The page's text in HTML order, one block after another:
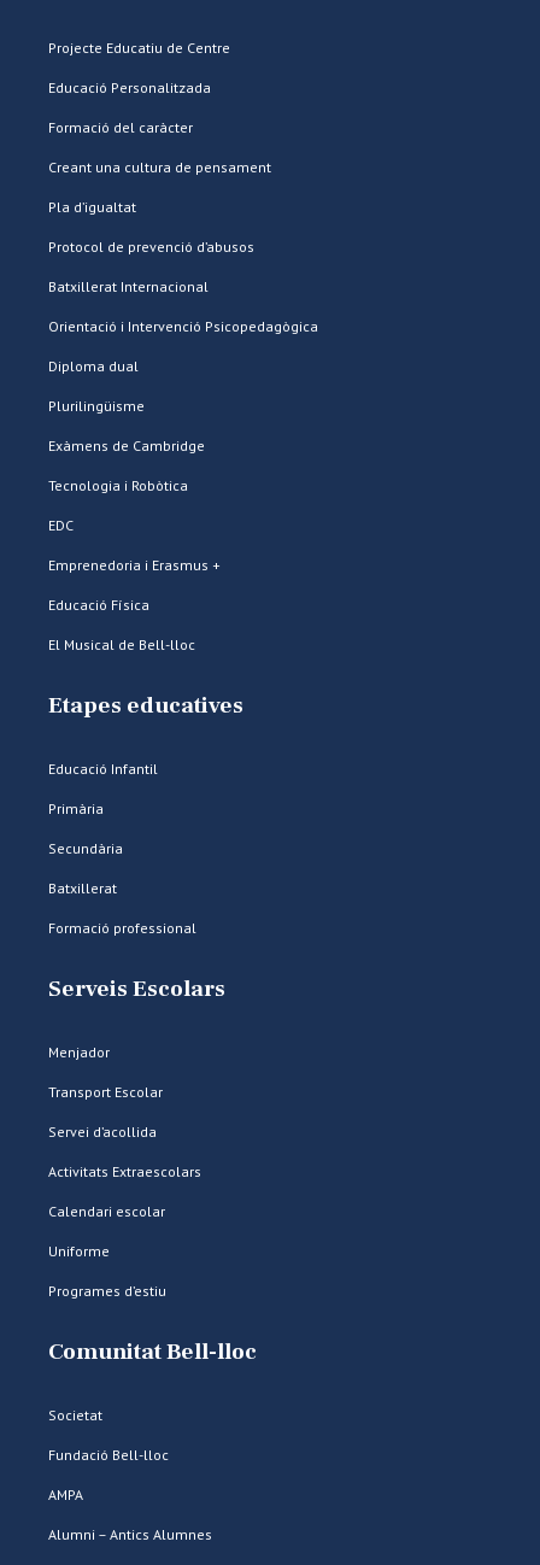
Projecte Educatiu de Centre
Educació Personalitzada
Formació del caràcter
Creant una cultura de pensament
Pla d’igualtat
Protocol de prevenció d’abusos
Batxillerat Internacional
Orientació i Intervenció Psicopedagògica
Diploma dual
Plurilingüisme
Exàmens de Cambridge
Tecnologia i Robòtica
EDC
Emprenedoria i Erasmus +
Educació Física
El Musical de Bell-lloc
Etapes educatives
Educació Infantil
Primària
Secundària
Batxillerat
Formació professional
Serveis Escolars
Menjador
Transport Escolar
Servei d’acollida
Activitats Extraescolars
Calendari escolar
Uniforme
Programes d’estiu
Comunitat Bell-lloc
Societat
Fundació Bell-lloc
AMPA
Alumni – Antics Alumnes